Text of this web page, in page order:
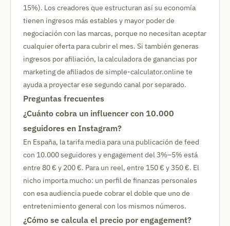
15%). Los creadores que estructuran así su economía
tienen ingresos más estables y mayor poder de
negociación con las marcas, porque no necesitan aceptar
cualquier oferta para cubrir el mes. Si también generas
ingresos por afiliación, la calculadora de ganancias por
marketing de afiliados de simple-calculator.online te
ayuda a proyectar ese segundo canal por separado.
Preguntas frecuentes
¿Cuánto cobra un influencer con 10.000
seguidores en Instagram?
En España, la tarifa media para una publicación de feed
con 10.000 seguidores y engagement del 3%–5% está
entre 80 € y 200 €. Para un reel, entre 150 € y 350 €. El
nicho importa mucho: un perfil de finanzas personales
con esa audiencia puede cobrar el doble que uno de
entretenimiento general con los mismos números.
¿Cómo se calcula el precio por engagement?